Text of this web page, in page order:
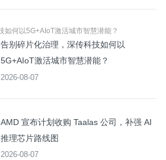
告别碎片化治理，深传科技如何以
5G+AIoT激活城市智慧潜能？
2026-08-07
AMD 宣布计划收购 Taalas 公司，补强 AI
推理芯片路线图
2026-08-07